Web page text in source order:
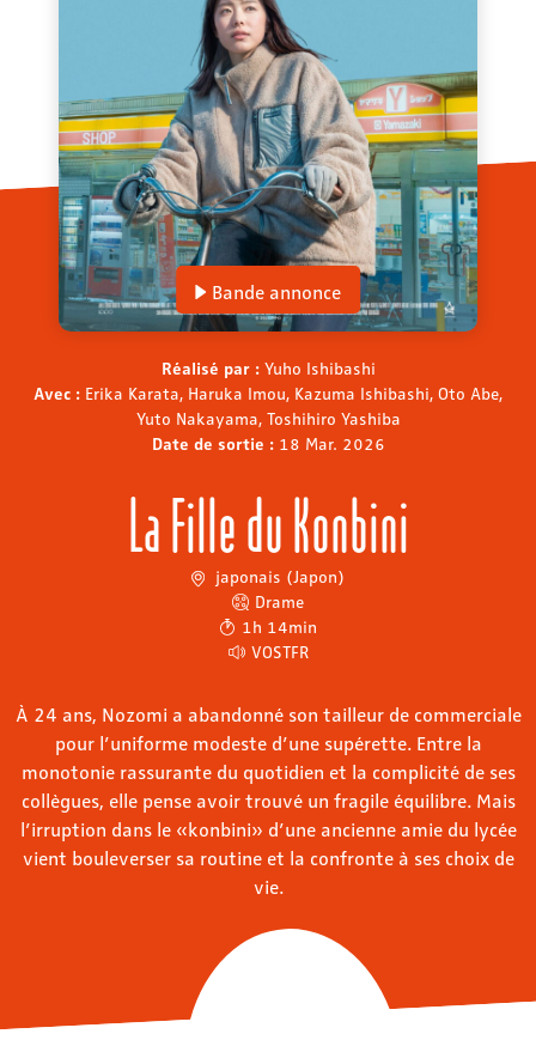
Bande annonce
Réalisé par : Yuho Ishibashi
Avec : Erika Karata, Haruka Imou, Kazuma Ishibashi, Oto Abe,
Yuto Nakayama, Toshihiro Yashiba
Date de sortie : 18 Mar. 2026
La Fille du Konbini
japonais (Japon)
Drame
1h 14min
VOSTFR
À 24 ans, Nozomi a abandonné son tailleur de commerciale
pour l’uniforme modeste d’une supérette. Entre la
monotonie rassurante du quotidien et la complicité de ses
collègues, elle pense avoir trouvé un fragile équilibre. Mais
l’irruption dans le «konbini» d’une ancienne amie du lycée
vient bouleverser sa routine et la confronte à ses choix de
vie.